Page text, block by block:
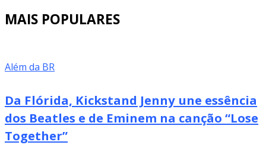
MAIS POPULARES
Além da BR
Da Flórida, Kickstand Jenny une essência
dos Beatles e de Eminem na canção “Lose
Together”